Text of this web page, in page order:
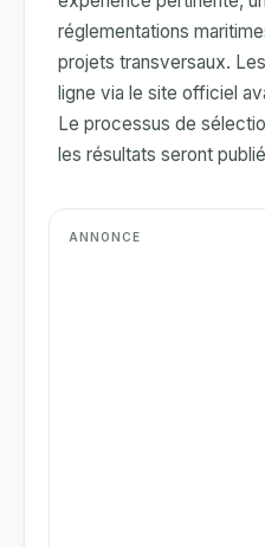
réglementations
projets transversaux.
ligne via le site officiel
Le processus de
les résultats seront